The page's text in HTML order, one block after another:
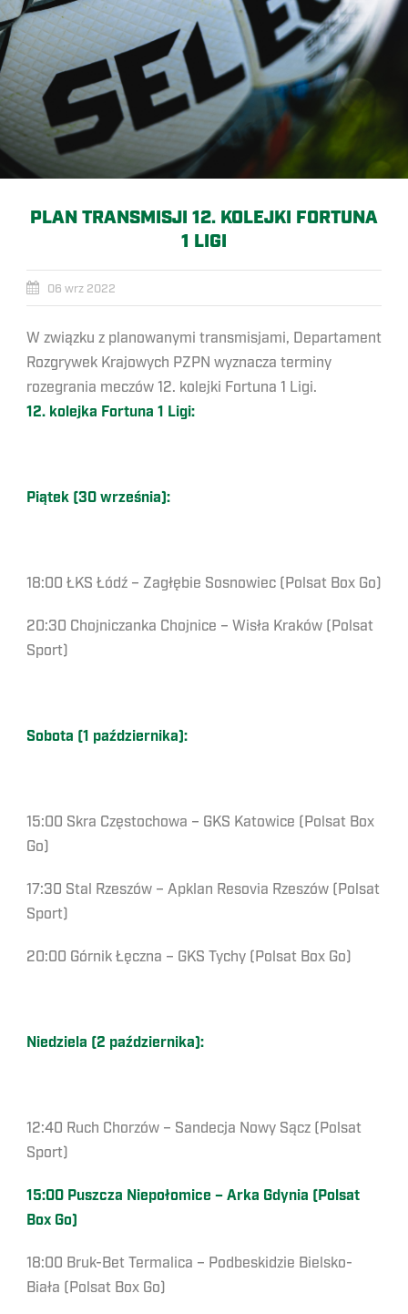
PLAN TRANSMISJI 12. KOLEJKI FORTUNA
1 LIGI
06 wrz 2022
W związku z planowanymi transmisjami, Departament
Rozgrywek Krajowych PZPN wyznacza terminy
rozegrania meczów 12. kolejki Fortuna 1 Ligi.
12. kolejka Fortuna 1 Ligi:
Piątek (30 września):
18:00 ŁKS Łódź – Zagłębie Sosnowiec (Polsat Box Go)
20:30 Chojniczanka Chojnice – Wisła Kraków (Polsat
Sport)
Sobota (1 października):
15:00 Skra Częstochowa – GKS Katowice (Polsat Box
Go)
17:30 Stal Rzeszów – Apklan Resovia Rzeszów (Polsat
Sport)
20:00 Górnik Łęczna – GKS Tychy (Polsat Box Go)
Niedziela (2 października):
12:40 Ruch Chorzów – Sandecja Nowy Sącz (Polsat
Sport)
15:00 Puszcza Niepołomice – Arka Gdynia (Polsat
Box Go)
18:00 Bruk-Bet Termalica – Podbeskidzie Bielsko-
Biała (Polsat Box Go)